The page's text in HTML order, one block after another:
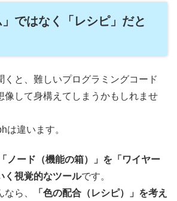
」ではなく「レシピ」だと
くと、難しいプログラミングコード
像して身構えてしまうかもしれませ
は違います。
「ノード（機能の箱）」を「ワイヤー
く視覚的なツールです。
ら、
「色の配合（レシピ）」を考え